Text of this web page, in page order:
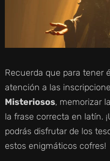
Recuerda que para tener
atención a las
Misteriosos, memorizar
la frase correcta en latín.
podrás disfrutar de los
estos enigmáticos cofres!